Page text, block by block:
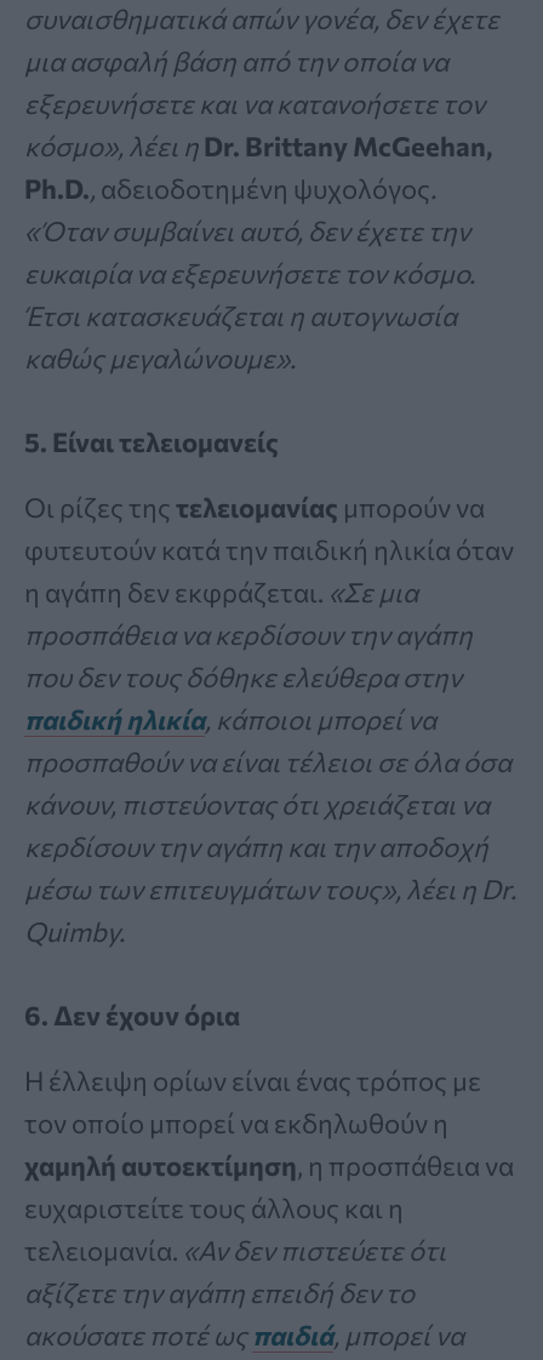
συναισθηματικά απών γονέα, δεν έχετε
μια ασφαλή βάση από την οποία να
εξερευνήσετε και να κατανοήσετε τον
κόσμο», λέει η Dr. Brittany McGeehan,
Ph.D., αδειοδοτημένη ψυχολόγος.
«Όταν συμβαίνει αυτό, δεν έχετε την
ευκαιρία να εξερευνήσετε τον κόσμο.
Έτσι κατασκευάζεται η αυτογνωσία
καθώς μεγαλώνουμε».
5. Είναι τελειομανείς
Οι ρίζες τηςτελειομανίας μπορούν να
φυτευτούν κατά την παιδική ηλικία όταν
η αγάπη δεν εκφράζεται. «Σε μια
προσπάθεια να κερδίσουν την αγάπη
που δεν τους δόθηκε ελεύθερα στην
παιδική ηλικία, κάποιοι μπορεί να
προσπαθούν να είναι τέλειοι σε όλα όσα
κάνουν, πιστεύοντας ότι χρειάζεται να
κερδίσουν την αγάπη και την αποδοχή
μέσω των επιτευγμάτων τους», λέει η Dr.
Quimby.
6. Δεν έχουν όρια
Η έλλειψη ορίων είναι ένας τρόπος με
τον οποίο μπορεί να εκδηλωθούν η
χαμηλή αυτοεκτίμηση, η προσπάθεια να
ευχαριστείτε τους άλλους και η
τελειομανία. «Αν δεν πιστεύετε ότι
αξίζετε την αγάπη επειδή δεν το
ακούσατε ποτέ ως παιδιά, μπορεί να